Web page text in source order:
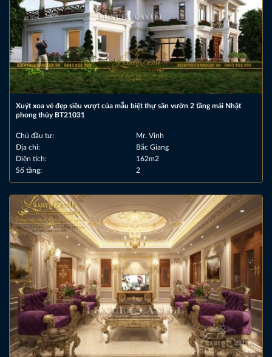
Xuýt xoa vẻ đẹp siêu vượt của mẫu biệt thự sân vườn 2 tầng mái Nhật
phong thủy BT21031
Chủ đầu tư:
Mr. Vinh
Địa chỉ:
Bắc Giang
Diện tích:
162m2
Số tầng:
2